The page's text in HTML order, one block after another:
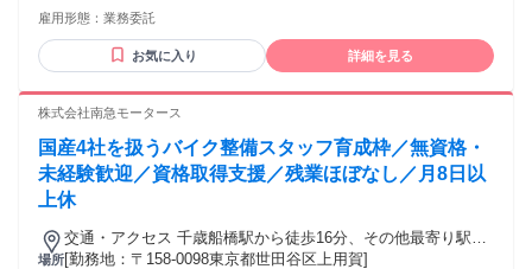
の他月収例＞ ✅入社16ヶ月の30代女性スタッフ → 月収52万
月の20代男性スタッフ→月収60万円 ✅入社7ヶ月の40代男性
スタッフ→月収43万円 経験不要でこれだけ稼げる!! 普通自動
車免許があればOKです✨
・・・・・・・・・・・・・・・・・・・・・・・・・ ※な
んと今なら入社祝い金５万円贈呈！新しいスタートを全力で
応援します！ （※3か月稼働後） ※3ヶ月間は日当（18,000
円/日）保証あり！
OK ・長期勤務できる方大歓迎 * 将来的に独立を考えている
方も歓迎！ * 副業OK・ダブルワーク・WワークOK * 高収入、
高月給を実現したい方！ * 服装（弊社ポロシャツ） * 髪型自
外国人の方も歓迎です！ * 前払い可能 ✅️以下のご経験をお持
ク運転手、4tドライバー、軽ドライバー、軽貨物ドライバー
、バスドライバー 、タクシードライバールート配送、運送ド
ライバー、配達業務、トレーラー 、倉庫作業 、派遣、工場勤
務など 様々な業界からの転職者が活躍しています！ フリータ
ーの方のご応募もお待ちしております！
・・・・・・・・・・・・・・・・・・・・・・・・・ １つ
雇用形態： 業務委託
お気に入り 詳細を見る
株式会社南急モータース
国産4社を扱うバイク整備スタッフ育成枠／無資格・
未経験歓迎／資格取得支援／残業ほぼなし／月8日以
上休
場所
交通・アクセス 千歳船橋駅から徒歩16分、その他最寄り駅：
祖師ケ谷大蔵駅・用賀駅
[勤務地：〒158-0098東京都世田谷区上用賀]